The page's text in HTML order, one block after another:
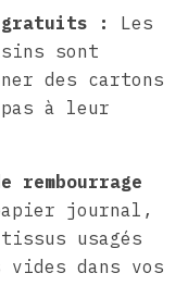
gratuits :
Les
sont
des cartons
à leur
rembourrage
journal,
usagés
dans vos